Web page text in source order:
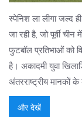
स्पेनिश ला लीगा जल्द
जा रही है, जो पूर्वी
फुटबॉल प्रतिभाओं को
है। अकादमी युवा
अंतरराष्ट्रीय मानकों
और देखें